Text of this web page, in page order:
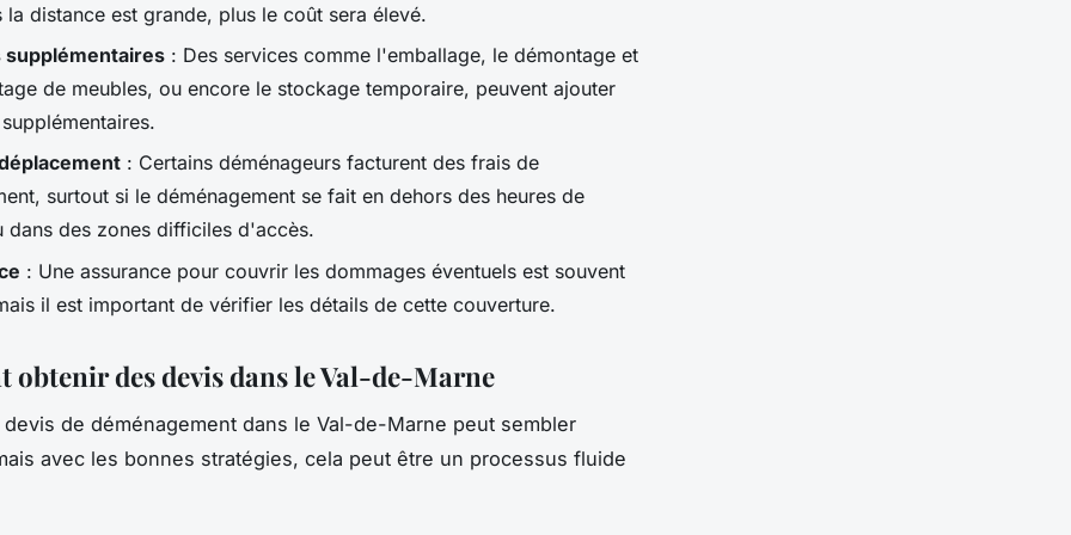
la distance est grande, plus le coût sera élevé.
supplémentaires : Des services comme l'emballage, le démontage et
de meubles, ou encore le stockage temporaire, peuvent ajouter
: Certains déménageurs facturent des frais de
surtout si le déménagement se fait en dehors des heures de
dans des zones difficiles d'accès.
: Une assurance pour couvrir les dommages éventuels est souvent
il est important de vérifier les détails de cette couverture.
obtenir des devis dans le Val-de-Marne
de déménagement dans le Val-de-Marne peut sembler
avec les bonnes stratégies, cela peut être un processus fluide